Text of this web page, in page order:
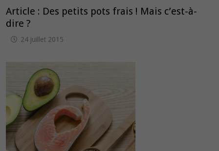
Article : Des petits pots frais ! Mais c’est-à-
dire ?
24 juillet 2015